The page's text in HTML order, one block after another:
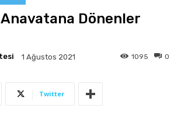
Dönenler
1 Ağustos 2021 0
1095
Twitter